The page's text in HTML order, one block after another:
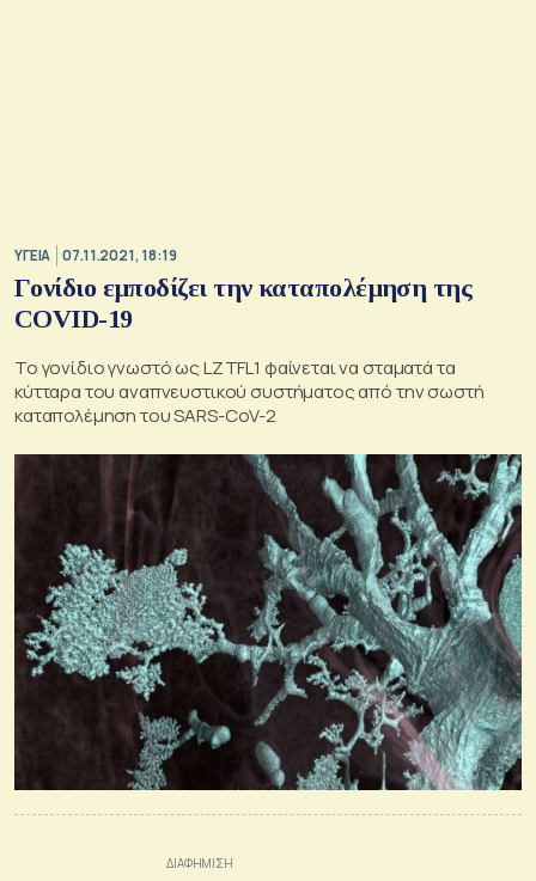
ΥΓΕΙΑ 07.11.2021, 18:19
Γονίδιο εμποδίζει την καταπολέμηση της
COVID-19
Το γονίδιο γνωστό ως LZTFL1 φαίνεται να σταματά τα
κύτταρα του αναπνευστικού συστήματος από την σωστή
καταπολέμηση του SARS-CoV-2